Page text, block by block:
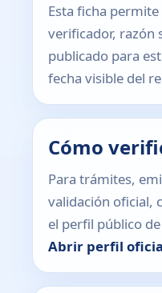
Esta ficha
verificador, razón
publicado para
fecha visible del
Cómo
Para trámites,
validación oficial,
el perfil público
Abrir perfil